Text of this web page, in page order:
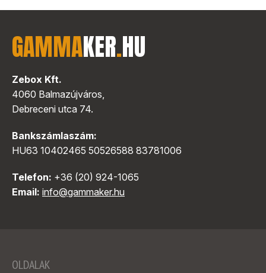
GAMMAKER.HU
Zebox Kft.
4060 Balmazújváros,
Debreceni utca 74.
Bankszámlaszám:
HU63 10402465 50526588 83781006
Telefon: +36 (20) 924-1065
Email: info@gammaker.hu
OLDALAK